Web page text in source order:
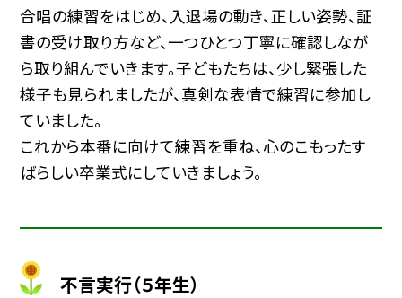
合唱の練習をはじめ、入退場の動き、正しい姿勢、証
書の受け取り方など、一つひとつ丁寧に確認しなが
ら取り組んでいきます。子どもたちは、少し緊張した
様子も見られましたが、真剣な表情で練習に参加し
ていました。
これから本番に向けて練習を重ね、心のこもったす
ばらしい卒業式にしていきましょう。
不言実行（５年生）